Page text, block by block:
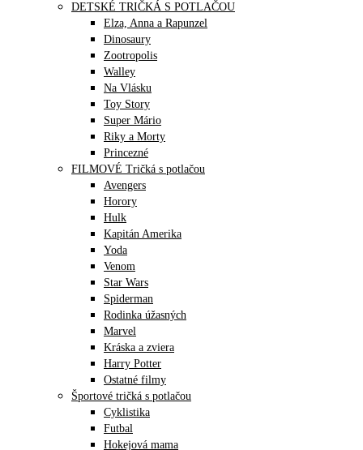
DETSKÉ TRIČKÁ S POTLAČOU
Elza, Anna a Rapunzel
Dinosaury
Zootropolis
Walley
Na Vlásku
Toy Story
Super Mário
Riky a Morty
Princezné
FILMOVÉ Tričká s potlačou
Avengers
Horory
Hulk
Kapitán Amerika
Yoda
Venom
Star Wars
Spiderman
Rodinka úžasných
Marvel
Kráska a zviera
Harry Potter
Ostatné filmy
Športové tričká s potlačou
Cyklistika
Futbal
Hokejová mama